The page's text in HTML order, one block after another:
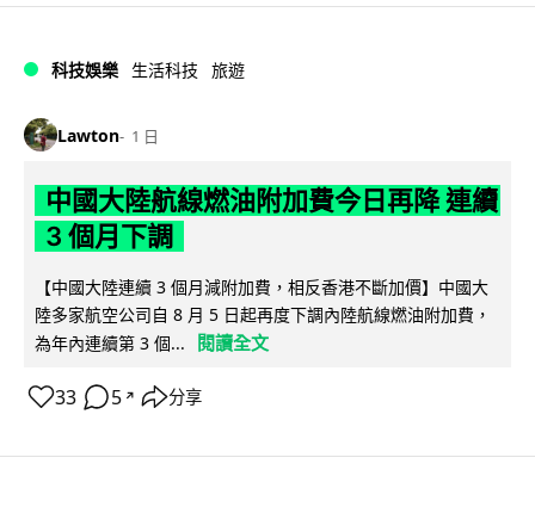
科技娛樂 生活科技 旅遊
Lawton 1 日
中國大陸航線燃油附加費今日再降 連續
3 個月下調
【中國大陸連續 3 個月減附加費，相反香港不斷加價】中國大
陸多家航空公司自 8 月 5 日起再度下調內陸航線燃油附加費，
為年內連續第 3 個...
閱讀全文
33 5 ↗ 分享